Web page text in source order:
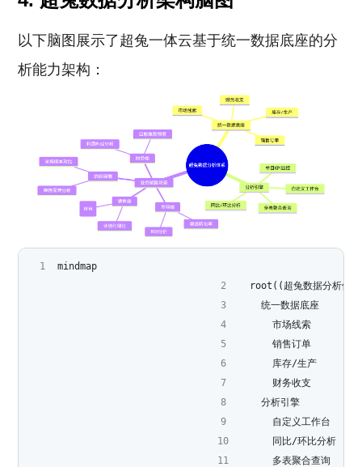
以下脑图展示了超兔一体云基于统一数据底座的分
析能力架构：
mindmap
root((超兔数据分析体
    统一数据底座
      市场线索
      销售订单
      库存/生产
      财务收支
    分析引擎
      自定义工作台
      同比/环比分析
      多表聚合查询